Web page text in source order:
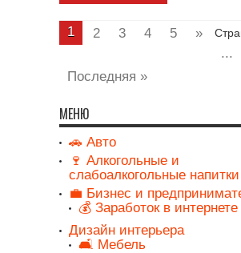
1 2 3 4 5
»
...
Последняя »
МЕНЮ
🚗 Авто
🍷 Алкогольные и
слабоалкогольные напитки
💼 Бизнес и
💰 Заработок в интернете
Дизайн интерьера
🛋️ Мебель